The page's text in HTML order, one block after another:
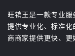
旺销王是一款专业
提供专业化、标准
商商家提供更快、更